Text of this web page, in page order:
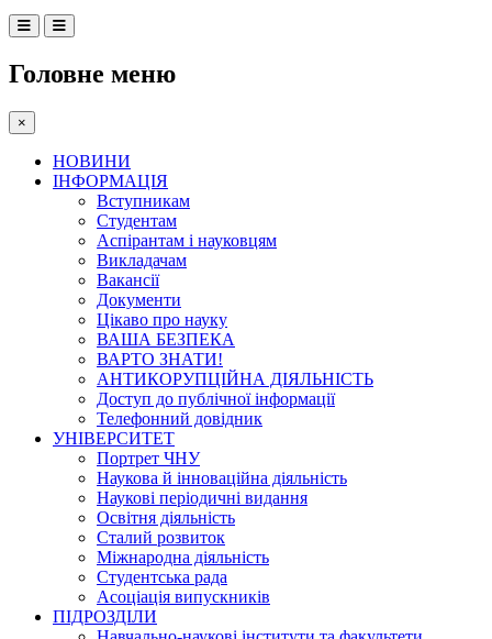
Головне меню
×
НОВИНИ
ІНФОРМАЦІЯ
Вступникам
Студентам
Аспірантам і науковцям
Викладачам
Вакансії
Документи
Цікаво про науку
ВАША БЕЗПЕКА
ВАРТО ЗНАТИ!
АНТИКОРУПЦІЙНА ДІЯЛЬНІСТЬ
Доступ до публічної інформації
Телефонний довідник
УНІВЕРСИТЕТ
Портрет ЧНУ
Наукова й інноваційна діяльність
Наукові періодичні видання
Освітня діяльність
Сталий розвиток
Міжнародна діяльність
Студентська рада
Асоціація випускників
ПІДРОЗДІЛИ